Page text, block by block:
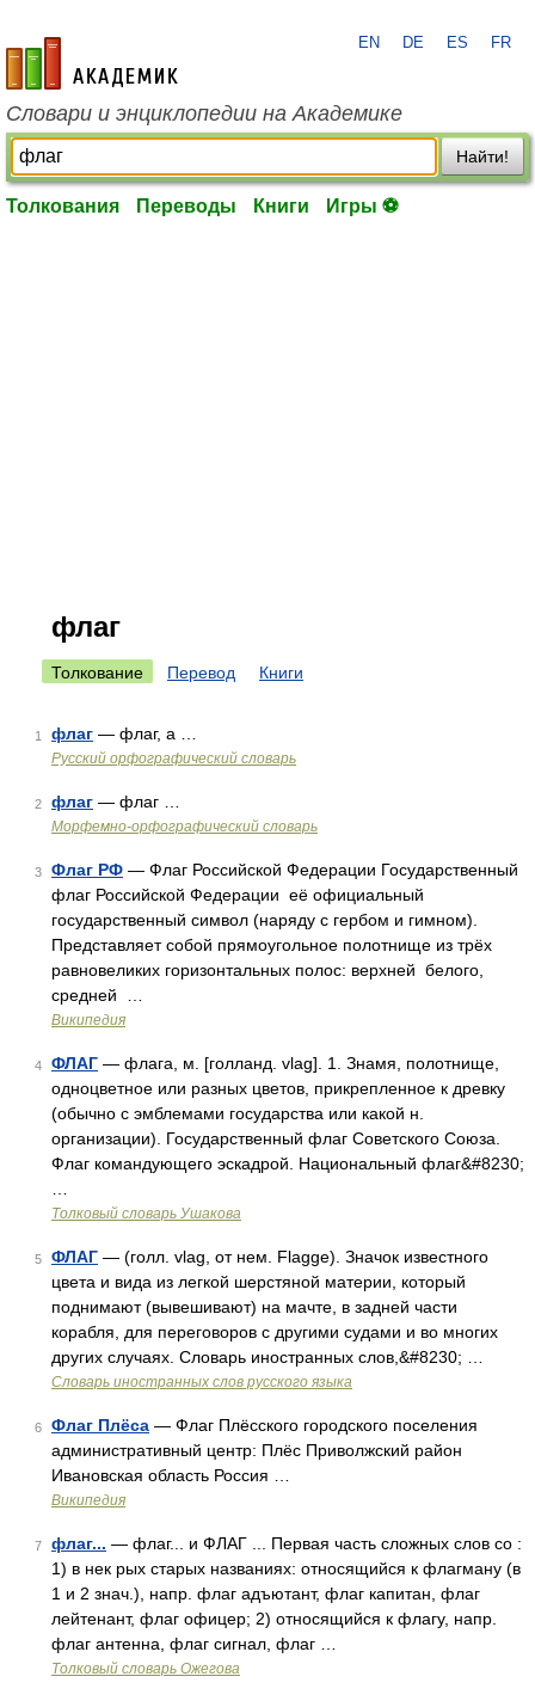
academic.ru
EN DE ES FR
Словари и энциклопедии на Академике
Найти!
Толкования Переводы Книги Игры ⚽
флаг
Толкование Перевод Книги
1 флаг — флаг, а …
Русский орфографический словарь
2 флаг — флаг …
Морфемно-орфографический словарь
3 Флаг РФ — Флаг Российской Федерации Государственный
флаг Российской Федерации её официальный
государственный символ (наряду с гербом и гимном).
Представляет собой прямоугольное полотнище из трёх
равновеликих горизонтальных полос: верхней белого,
средней …
Википедия
4 ФЛАГ — флага, м. [голланд. vlag]. 1. Знамя, полотнище,
одноцветное или разных цветов, прикрепленное к древку
(обычно с эмблемами государства или какой н.
организации). Государственный флаг Советского Союза.
Флаг командующего эскадрой. Национальный флаг&#8230;
Толковый словарь Ушакова
5 ФЛАГ — (голл. vlag, от нем. Flagge). Значок известного
цвета и вида из легкой шерстяной материи, который
поднимают (вывешивают) на мачте, в задней части
корабля, для переговоров с другими судами и во многих
других случаях. Словарь иностранных слов,&#8230; …
Словарь иностранных слов русского языка
6 Флаг Плёса — Флаг Плёсского городского поселения
административный центр: Плёс Приволжский район
Ивановская область Россия …
Википедия
7 флаг... — флаг... и ФЛАГ ... Первая часть сложных слов со :
1) в нек рых старых названиях: относящийся к флагману (в
1 и 2 знач.), напр. флаг адъютант, флаг капитан, флаг
лейтенант, флаг офицер; 2) относящийся к флагу, напр.
флаг антенна, флаг сигнал, флаг …
Толковый словарь Ожегова